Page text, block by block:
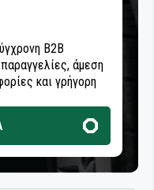
B2B
άμεση
και γρήγορη